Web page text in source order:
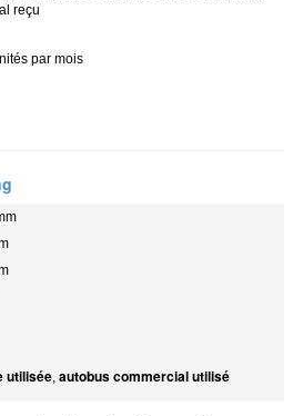
reçu
par mois
utilisée, autobus commercial utilisé